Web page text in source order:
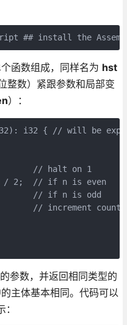
## install the
函数组成，同样名为 hst
整数）紧跟参数和局部变
）：
i32 { // will be
// halt on 1
2;  // if n is even
// if n is odd
// increment
参数，并返回相同类型的
主体基本相同。代码可以